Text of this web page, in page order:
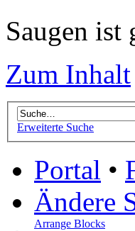
Saugen ist
Zum Inhalt
Erweiterte Suche
Portal •
Ändere
Arrange Blocks